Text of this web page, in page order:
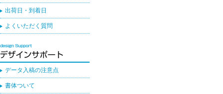
出荷日・到着日
よくいただく質問
データ入稿の注意点
書体ついて